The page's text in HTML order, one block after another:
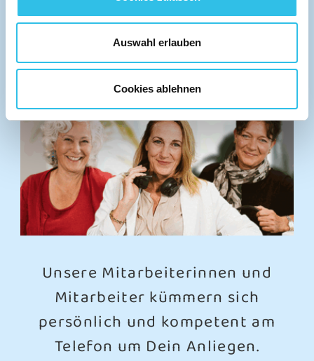
Auswahl erlauben
Cookies ablehnen
PERSÖNLICHE BERATUNG
Unsere Mitarbeiterinnen und
Mitarbeiter kümmern sich
persönlich und kompetent am
Telefon um Dein Anliegen.